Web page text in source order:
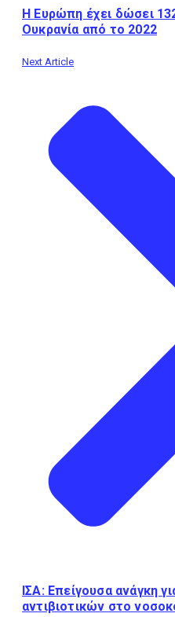
Η Ευρώπη έχει δώσει
Ουκρανία από το 2022
Next Article
ΙΣΑ: Επείγουσα ανάγκη
αντιβιοτικών στο